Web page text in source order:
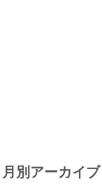
月別アーカイブ